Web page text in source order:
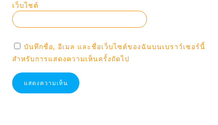
เว็บไซต์
บันทึกชื่อ, อีเมล และชื่อเว็บไซต์ของฉันบนเบราว์เซอร์นี้
สำหรับการแสดงความเห็นครั้งถัดไป